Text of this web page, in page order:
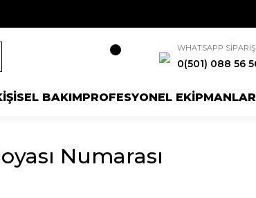
WHATSAPP SİPARİŞ
0(501) 088 56
BAKIMPROFESYONEL EKİPMANLAR
Numarası